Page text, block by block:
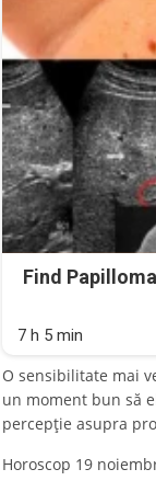
Find
7 h 5 min
O sensibilitate mai
un moment bun să
percepție asupra
Horoscop 19